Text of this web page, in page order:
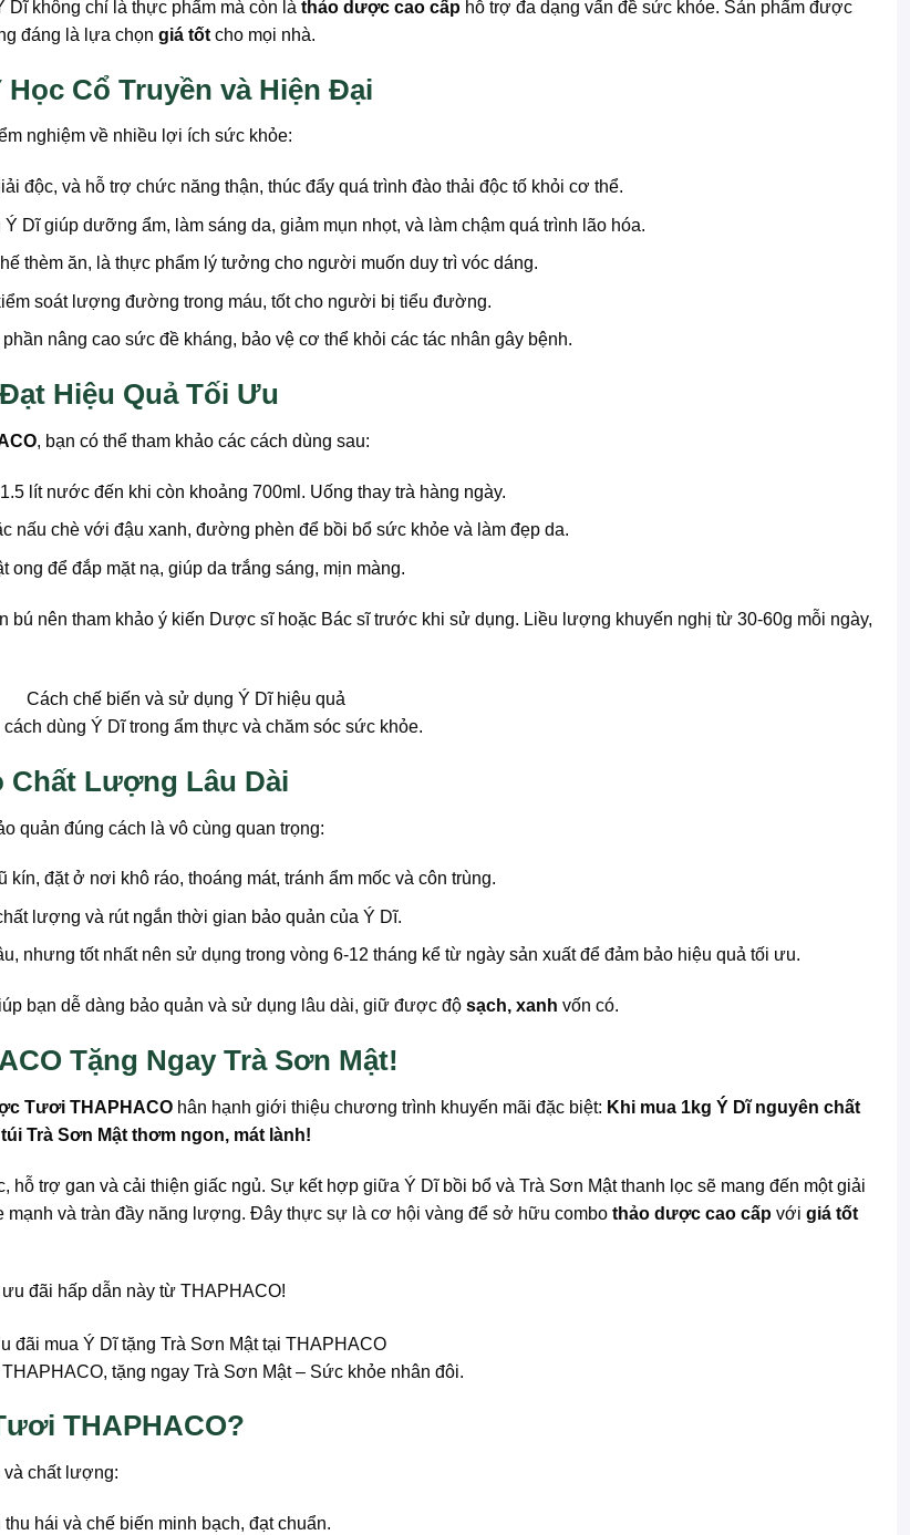
không chỉ là thực phẩm mà còn là thảo dược cao cấp hỗ trợ đa dạng vấn đề sức khỏe. Sản phẩm được
đáng là lựa chọn giá tốt cho mọi nhà.
Cổ Truyền và Hiện Đại
nghiệm về nhiều lợi ích sức khỏe:
độc, và hỗ trợ chức năng thận, thúc đẩy quá trình đào thải độc tố khỏi cơ thể.
Dĩ giúp dưỡng ẩm, làm sáng da, giảm mụn nhọt, và làm chậm quá trình lão hóa.
thèm ăn, là thực phẩm lý tưởng cho người muốn duy trì vóc dáng.
soát lượng đường trong máu, tốt cho người bị tiểu đường.
nâng cao sức đề kháng, bảo vệ cơ thể khỏi các tác nhân gây bệnh.
Hiệu Quả Tối Ưu
, bạn có thể tham khảo các cách dùng sau:
lít nước đến khi còn khoảng 700ml. Uống thay trà hàng ngày.
nấu chè với đậu xanh, đường phèn để bồi bổ sức khỏe và làm đẹp da.
để đắp mặt nạ, giúp da trắng sáng, mịn màng.
bú nên tham khảo ý kiến Dược sĩ hoặc Bác sĩ trước khi sử dụng. Liều lượng khuyến nghị từ 30-60g mỗi ngày,
dùng Ý Dĩ trong ẩm thực và chăm sóc sức khỏe.
Chất Lượng Lâu Dài
quản đúng cách là vô cùng quan trọng:
kín, đặt ở nơi khô ráo, thoáng mát, tránh ẩm mốc và côn trùng.
lượng và rút ngắn thời gian bảo quản của Ý Dĩ.
nhưng tốt nhất nên sử dụng trong vòng 6-12 tháng kể từ ngày sản xuất để đảm bảo hiệu quả tối ưu.
bạn dễ dàng bảo quản và sử dụng lâu dài, giữ được độ sạch, xanh vốn có.
Tặng Ngay Trà Sơn Mật!
Tươi THAPHACO hân hạnh giới thiệu chương trình khuyến mãi đặc biệt: Khi mua 1kg Ý Dĩ nguyên chất
Trà Sơn Mật thơm ngon, mát lành!
trợ gan và cải thiện giấc ngủ. Sự kết hợp giữa Ý Dĩ bồi bổ và Trà Sơn Mật thanh lọc sẽ mang đến một giải
và tràn đầy năng lượng. Đây thực sự là cơ hội vàng để sở hữu combo thảo dược cao cấp với giá tốt
đãi hấp dẫn này từ THAPHACO!
tặng ngay Trà Sơn Mật – Sức khỏe nhân đôi.
THAPHACO?
và chất lượng:
hái và chế biến minh bạch, đạt chuẩn.